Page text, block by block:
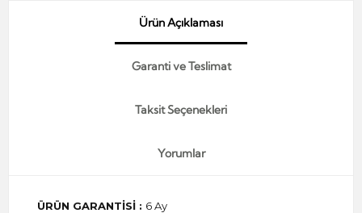
Ürün Açıklaması
Garanti ve Teslimat
Taksit Seçenekleri
Yorumlar
ÜRÜN GARANTİSİ : 6 Ay